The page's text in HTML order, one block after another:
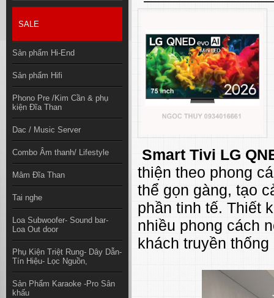
SALE
Sản phẩm Hi-End
Sản phẩm Hifi
Phono Pre /Kim Cần & phụ
kiện Đĩa Than
Dac / Music Server
Combo Âm thanh/ Lifestyle
Mâm Đĩa Than
Tai nghe
Loa Subwoofer- Sound bar-
Loa Out door
Phụ Kiện Triệt Rung- Dây Dẫn-
Tín Hiệu- Lọc Nguồn,
Sản Phẩm Karaoke -Pro Sân
khấu
Smart Tivi LG
thiện theo phong
thể gọn gàng, tạo
phần tinh tế. Thiết
nhiều phong cách
khách truyền